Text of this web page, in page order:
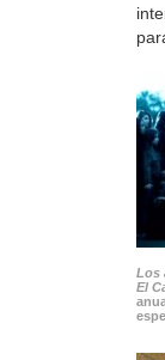
Los
El